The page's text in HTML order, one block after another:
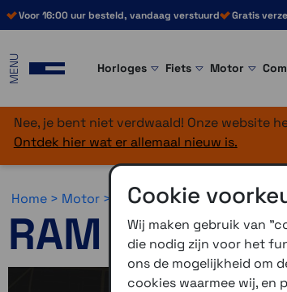
Voor 16:00 uur besteld, vandaag verstuurd Gratis
MENU Horloges Fiets Motor
Nee, je bent niet verdwaald! Onze website
Ontdek hier wat er allemaal nieuw is.
Home > Motor > Montage > RAM Mounts
RAM Mounts
Cookie
Wij maken gebruik van
die nodig zijn voor het
ons de mogelijkheid om
cookies waarmee wij, en